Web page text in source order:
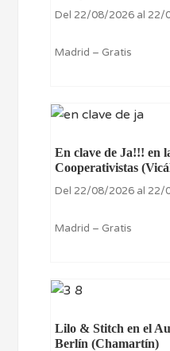
Del 22/08/2026 al 22/
Madrid – Gratis
En clave de Ja!!! en
Cooperativistas
Del 22/08/2026 al 22/
Madrid – Gratis
Lilo & Stitch en el
Berlín (Chamartín)